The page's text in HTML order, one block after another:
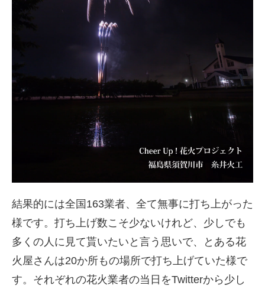
結果的には全国163業者、全て無事に打ち上がった
様です。打ち上げ数こそ少ないけれど、少しでも
多くの人に見て貰いたいと言う思いで、とある花
火屋さんは20か所もの場所で打ち上げていた様で
す。それぞれの花火業者の当日をTwitterから少し